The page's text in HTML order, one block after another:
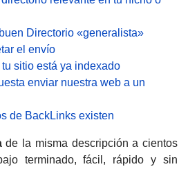
Directorio «generalista»
el envío
sitio está ya indexado
enviar nuestra web a un
de BackLinks existen
de la misma descripción a cientos
terminado, fácil, rápido y sin